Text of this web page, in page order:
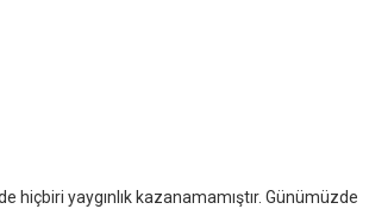
hiçbiri yaygınlık kazanamamıştır. Günümüzde